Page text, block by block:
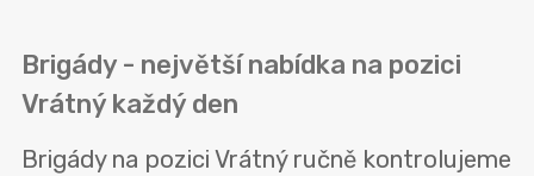
Brigády - největší nabídka na pozici
Vrátný každý den
Brigády na pozici Vrátný ručně kontrolujeme